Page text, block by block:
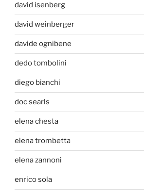
david isenberg
david weinberger
davide ognibene
dedo tombolini
diego bianchi
doc searls
elena chesta
elena trombetta
elena zannoni
enrico sola